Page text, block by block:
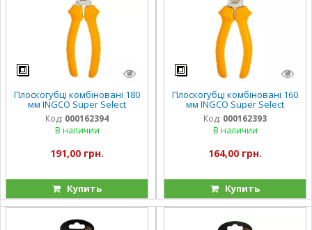
Плоскогубці комбіновані 180
мм INGCO Super Select
Код: 000162394
В наличии
191,00 грн.
Купить
Плоскогубці комбіновані 160
мм INGCO Super Select
Код: 000162393
В наличии
164,00 грн.
Купить